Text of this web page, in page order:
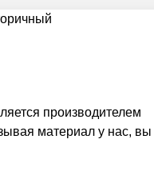
производителем
материал у нас,